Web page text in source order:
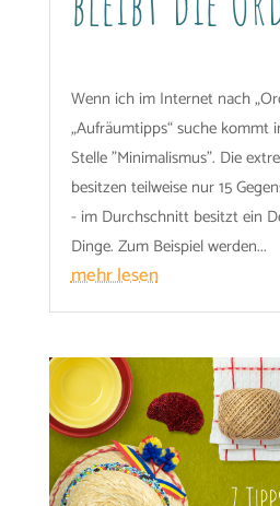
Wenn ich im Internet nach
„Aufräumtipps“ suche kommt
Stelle "Minimalismus". Die
besitzen teilweise nur 15
- im Durchschnitt besitzt ein
Dinge. Zum Beispiel werden...
mehr lesen